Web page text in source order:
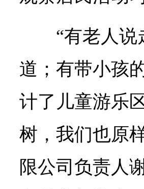
“有老人
道；有带小孩
计了儿童游乐
树，我们也原
限公司负责人